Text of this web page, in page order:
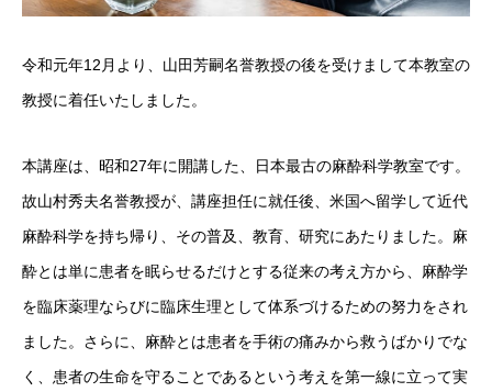
令和元年12月より、山田芳嗣名誉教授の後を受けまして本教室の
教授に着任いたしました。
本講座は、昭和27年に開講した、日本最古の麻酔科学教室です。
故山村秀夫名誉教授が、講座担任に就任後、米国へ留学して近代
麻酔科学を持ち帰り、その普及、教育、研究にあたりました。麻
酔とは単に患者を眠らせるだけとする従来の考え方から、麻酔学
を臨床薬理ならびに臨床生理として体系づけるための努力をされ
ました。さらに、麻酔とは患者を手術の痛みから救うばかりでな
く、患者の生命を守ることであるという考えを第一線に立って実